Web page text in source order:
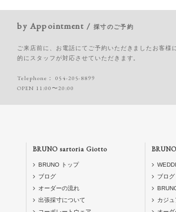
by Appointment / 採寸のご予約
ご来店前に、お電話にてご予約いただきましたお客様
的にスタッフが対応させていただきます。
Telephone： 054-205-8899
OPEN 11:00〜20:00
BRUNO sartoria Giotto
BRUNO トップ
ブログ
オーダーの流れ
出張採寸について
ブログ
カジ